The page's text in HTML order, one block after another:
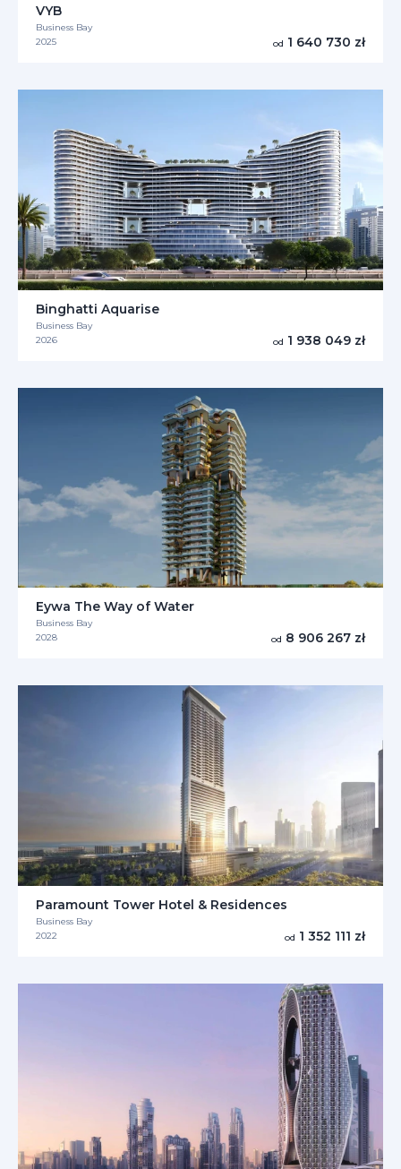
VYB
Business Bay
2025
od 1 640 730 zł
Binghatti Aquarise
Business Bay
2026
od 1 938 049 zł
Eywa The Way of Water
Business Bay
2028
od 8 906 267 zł
Paramount Tower Hotel & Residences
Business Bay
2022
od 1 352 111 zł